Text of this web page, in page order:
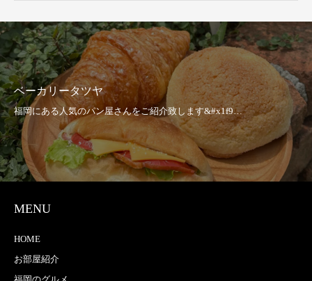
ベーカリータツヤ
MENU
HOME
お部屋紹介